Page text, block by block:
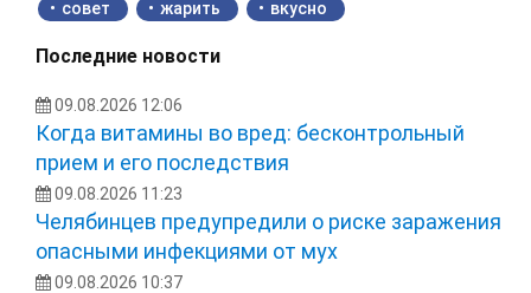
совет
жарить вкусно
Последние новости
09.08.2026 12:06
Когда витамины во вред: бесконтрольный
прием и его последствия
09.08.2026 11:23
Челябинцев предупредили о риске заражения
опасными инфекциями от мух
09.08.2026 10:37